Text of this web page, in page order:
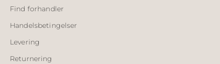
Find forhandler
Handelsbetingelser
Levering
Returnering